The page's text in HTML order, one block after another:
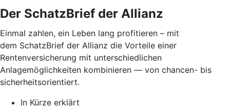
Der SchatzBrief der Allianz
Einmal zahlen, ein Leben lang profitieren – mit
dem SchatzBrief der Allianz die Vorteile einer
Rentenversicherung mit unterschiedlichen
Anlagemöglichkeiten kombinieren — von chancen- bis
sicherheitsorientiert.
In Kürze erklärt